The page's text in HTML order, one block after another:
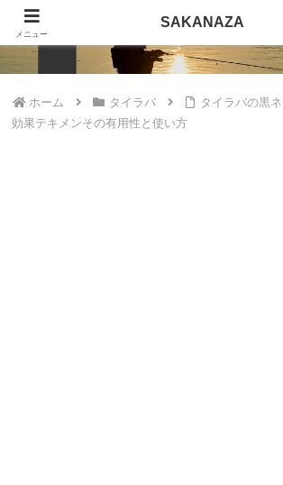
SAKANAZA
ホーム タイラバ
タイラバの黒
効果テキメンその有用性と使い方
メニュー
SAKANAZA